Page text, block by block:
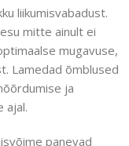
liikumisvabadust.
mitte ainult ei
mugavuse,
Lamedad õmblused
ja
ajal.
panevad